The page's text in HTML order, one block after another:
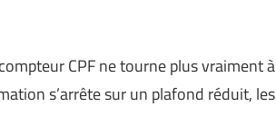
CPF ne tourne plus vraiment à
s’arrête sur un plafond réduit, les